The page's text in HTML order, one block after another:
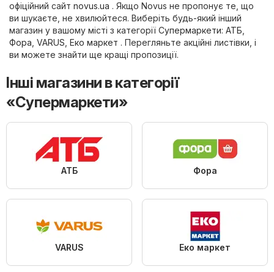
офіційний сайт novus.ua . Якщо Novus не пропонує те, що
ви шукаєте, не хвилюйтеся. Виберіть будь-який інший
магазин у вашому місті з категорії Супермаркети: АТБ
Фора VARUS Еко маркет . Перегляньте акційні листівки, і
ви можете знайти ще кращі пропозиції.
Інші магазини в категорії
«Супермаркети»
АТБ Фора
VARUS Еко маркет